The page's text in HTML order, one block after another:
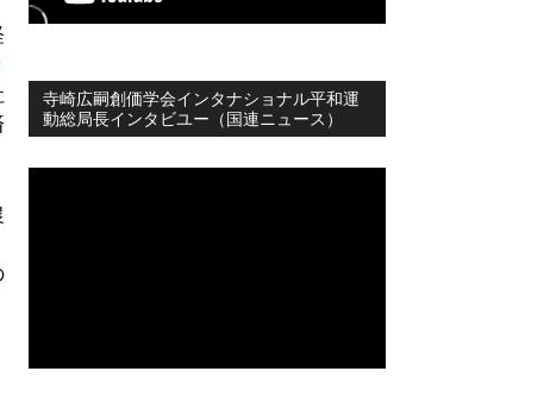
寺崎広嗣創価学会インタナショナル平和運
動総局長インタビユー（国連ニュース）